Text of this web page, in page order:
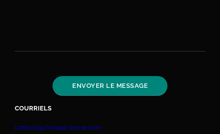
COURRIELS
contact@clinique-larose.com